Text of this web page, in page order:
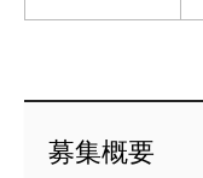
募集概要